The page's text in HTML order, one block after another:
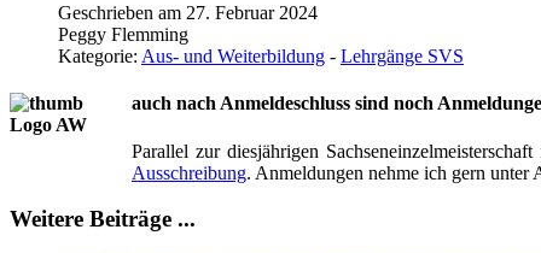
Geschrieben am 27. Februar 2024
Peggy Flemming
Kategorie: Aus- und Weiterbildung - Lehrgänge SVS
auch nach Anmeldeschluss sind noch
Parallel zur diesjährigen
Ausschreibung. Anmeldungen nehme ich gern unter
Weitere Beiträge ...